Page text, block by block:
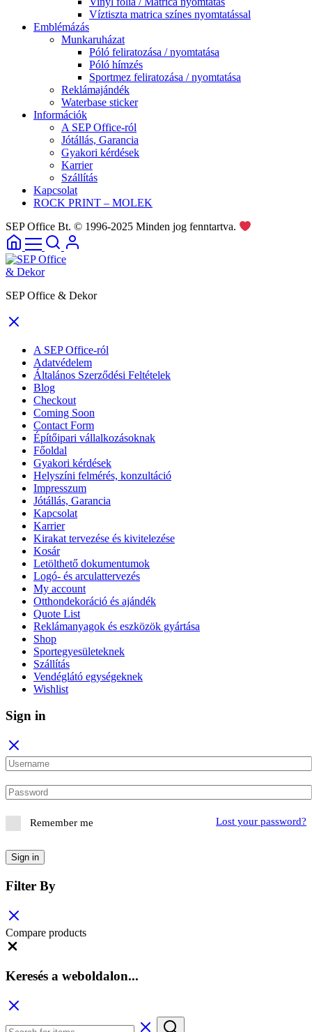
Víztiszta matrica színes nyomtatással
Emblémázás
Munkaruházat
Póló feliratozása / nyomtatása
Póló hímzés
Sportmez feliratozása / nyomtatása
Reklámajándék
Waterbase sticker
Információk
A SEP Office-ról
Jótállás, Garancia
Gyakori kérdések
Karrier
Szállítás
Kapcsolat
ROCK PRINT – MOLEK
SEP Office Bt. © 1996-2025 Minden jog fenntartva.
SEP Office & Dekor
A SEP Office-ról
Adatvédelem
Általános Szerződési Feltételek
Blog
Checkout
Coming Soon
Contact Form
Építőipari vállalkozásoknak
Főoldal
Gyakori kérdések
Helyszíni felmérés, konzultáció
Impresszum
Jótállás, Garancia
Kapcsolat
Karrier
Kirakat tervezése és kivitelezése
Kosár
Letölthető dokumentumok
Logó- és arculattervezés
My account
Otthondekoráció és ajándék
Quote List
Reklámanyagok és eszközök gyártása
Shop
Sportegyesületeknek
Szállítás
Vendéglátó egységeknek
Wishlist
Sign in
Remember me Lost your password?
Sign in
Filter By
Compare products
Keresés a weboldalon...